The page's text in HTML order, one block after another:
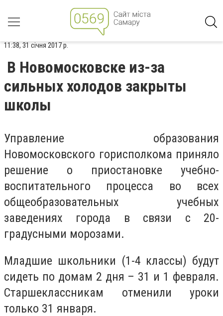
11:38, 31 січня 2017 р.
В Новомосковске из-за
сильных холодов закрыты
школы
Управление образования
Новомосковского горисполкома приняло
решение о приостановке учебно-
воспитательного процесса во всех
общеобразовательных учебных
заведениях города в связи с 20-
градусными морозами.
Младшие школьники (1-4 классы) будут
сидеть по домам 2 дня – 31 и 1 февраля.
Старшеклассникам отменили уроки
только 31 января.